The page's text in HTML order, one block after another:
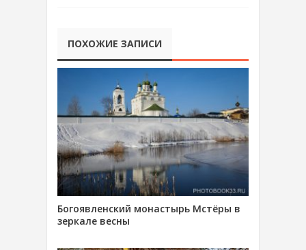
ПОХОЖИЕ ЗАПИСИ
Богоявленский монастырь Мстёры в
зеркале весны